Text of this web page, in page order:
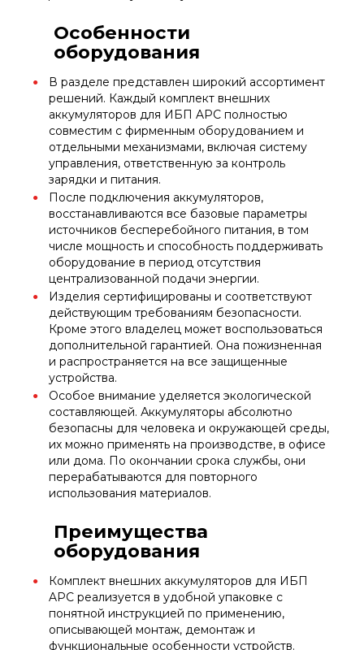
Особенности
оборудования
В разделе представлен широкий ассортимент
решений. Каждый комплект внешних
аккумуляторов для ИБП APC полностью
совместим с фирменным оборудованием и
отдельными механизмами, включая систему
управления, ответственную за контроль
зарядки и питания.
После подключения аккумуляторов,
восстанавливаются все базовые параметры
источников бесперебойного питания, в том
числе мощность и способность поддерживать
оборудование в период отсутствия
централизованной подачи энергии.
Изделия сертифицированы и соответствуют
действующим требованиям безопасности.
Кроме этого владелец может воспользоваться
дополнительной гарантией. Она пожизненная
и распространяется на все защищенные
устройства.
Особое внимание уделяется экологической
составляющей. Аккумуляторы абсолютно
безопасны для человека и окружающей среды,
их можно применять на производстве, в офисе
или дома. По окончании срока службы, они
перерабатываются для повторного
использования материалов.
Преимущества
оборудования
Комплект внешних аккумуляторов для ИБП
APC реализуется в удобной упаковке с
понятной инструкцией по применению,
описывающей монтаж, демонтаж и
функциональные особенности устройств.